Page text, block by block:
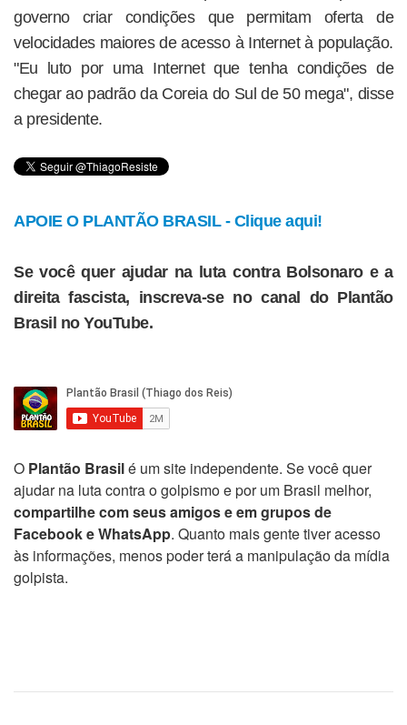
governo criar condições que permitam oferta de
velocidades maiores de acesso à Internet à população.
"Eu luto por uma Internet que tenha condições de
chegar ao padrão da Coreia do Sul de 50 mega", disse
a presidente.
APOIE O PLANTÃO BRASIL - Clique aqui!
Se você quer ajudar na luta contra Bolsonaro e a
direita fascista, inscreva-se no canal do Plantão
Brasil no YouTube.
O Plantão Brasilé um site independente. Se você quer
ajudar na luta contra o golpismo e por um Brasil melhor,
compartilhe com seus amigos e em grupos de
Facebook e WhatsApp. Quanto mais gente tiver acesso
às informações, menos poder terá a manipulação da mídia
golpista.